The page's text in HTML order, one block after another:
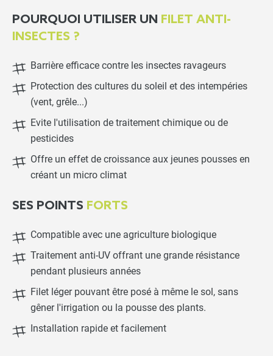
POURQUOI UTILISER UN FILET ANTI-
INSECTES ?
Barrière efficace contre les insectes ravageurs
Protection des cultures du soleil et des intempéries
(vent, grêle...)
Evite l'utilisation de traitement chimique ou de
pesticides
Offre un effet de croissance aux jeunes pousses en
créant un micro climat
SES POINTS FORTS
Compatible avec une agriculture biologique
Traitement anti-UV offrant une grande résistance
pendant plusieurs années
Filet léger pouvant être posé à même le sol, sans
gêner l'irrigation ou la pousse des plants.
Installation rapide et facilement